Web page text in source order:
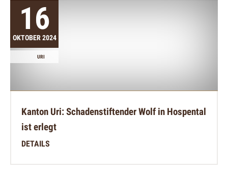
16
OKTOBER 2024
URI
Kanton Uri: Schadenstiftender Wolf in Hospental
ist erlegt
DETAILS